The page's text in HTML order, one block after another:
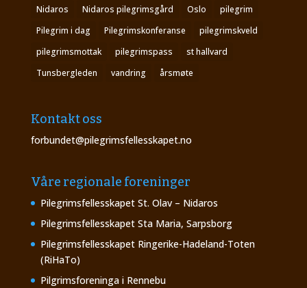
Nidaros
Nidaros pilegrimsgård Oslo
pilegrim
Pilegrim i dag
Pilegrimskonferanse
pilegrimskveld
pilegrimsmottak
pilegrimspass
st hallvard
Tunsbergleden
vandring årsmøte
Kontakt oss
forbundet@pilegrimsfellesskapet.no
Våre regionale foreninger
Pilegrimsfellesskapet St. Olav – Nidaros
Pilegrimsfellesskapet Sta Maria, Sarpsborg
Pilegrimsfellesskapet Ringerike-Hadeland-Toten
(RiHaTo)
Pilgrimsforeninga i Rennebu